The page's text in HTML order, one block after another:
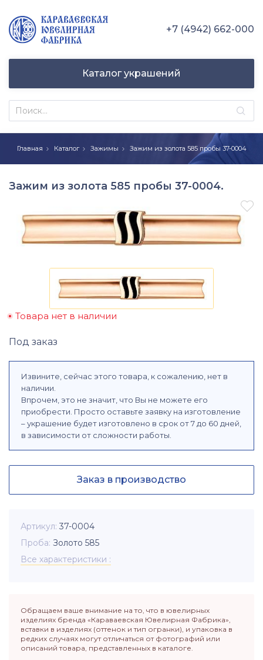
+7 (4942) 662-000
Каталог украшений
Главная Каталог Зажимы Зажим из золота 585 пробы 37-0004
Зажим из золота 585 пробы 37-0004.

Товара нет в наличии
Под заказ
Извините, сейчас этого товара, к сожалению, нет в
наличии.
Впрочем, это не значит, что Вы не можете его
приобрести. Просто оставьте заявку на изготовление
– украшение будет изготовлено в срок от 7 до 60 дней,
в зависимости от сложности работы.
Заказ в производство
Артикул 37-0004
Проба Золото 585
Все характеристики
Обращаем ваше внимание на то, что в ювелирных
изделиях бренда «Караваевская Ювелирная Фабрика»,
вставки в изделиях (оттенок и тип огранки), и упаковка в
редких случаях могут отличаться от фотографий или
описаний товара, представленных в каталоге.